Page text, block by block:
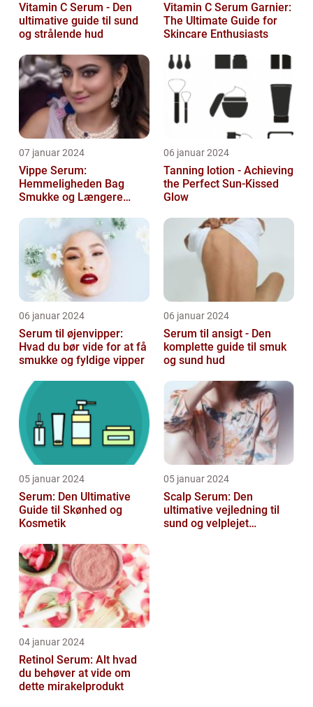
Vitamin C Serum - Den
ultimative guide til sund
og strålende hud
Vitamin C Serum Garnier:
The Ultimate Guide for
Skincare Enthusiasts
07 januar 2024
Vippe Serum:
Hemmeligheden Bag
Smukke og Længere
06 januar 2024
Tanning lotion - Achieving
the Perfect Sun-Kissed
Glow
06 januar 2024
Serum til øjenvipper:
Hvad du bør vide for at få
smukke og fyldige vipper
06 januar 2024
Serum til ansigt - Den
komplette guide til smuk
og sund hud
05 januar 2024
Serum: Den Ultimative
Guide til Skønhed og
Kosmetik
05 januar 2024
Scalp Serum: Den
ultimative vejledning til
sund og velplejet
04 januar 2024
Retinol Serum: Alt hvad
du behøver at vide om
dette mirakelprodukt